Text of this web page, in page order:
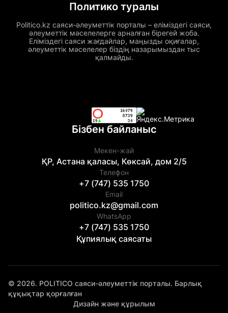
Политико туралы
Politico.kz саяси-әлеуметтік порталы – еліміздегі саяси,
әлеуметтік мәселелерге арналған бірегей жоба.
Еліміздегі саяси жағдайлар, маңызды оқиғалар,
әлеуметтік мәселелер біздің назарымыздан тыс
қалмайды.
Бізбен байланыс
Мекен-жай
ҚР, Астана қаласы, Көксай, дом 2/5
Телефон
+7 (747) 535 1750
Email
politico.kz@gmail.com
WhatsApp
+7 (747) 535 1750
Құпиялық саясаты
© 2026. POLITICO саяси-әлеуметтік порталы. Барлық
құқықтар қорғалған
Дизайн және құрылым